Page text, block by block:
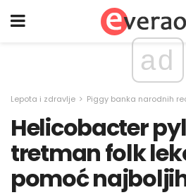
ad
Lepota i zdravlje Piggy banka narodnih
Helicobacter
tretman folk
pomoć